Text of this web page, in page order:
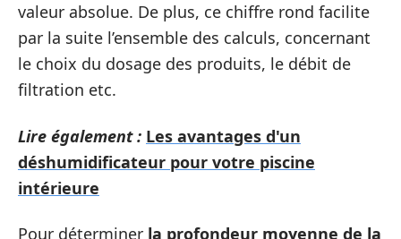
valeur absolue. De plus, ce chiffre rond facilite
par la suite l’ensemble des calculs, concernant
le choix du dosage des produits, le débit de
filtration etc.
Lire également : Les avantages d'un
déshumidificateur pour votre piscine
intérieure
Pour déterminer la profondeur moyenne de la